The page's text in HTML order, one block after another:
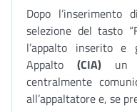
Dopo
selezione del tasto
l’appalto inserito e
Appalto(CIA) un
centralmente
all’appaltatore e, se